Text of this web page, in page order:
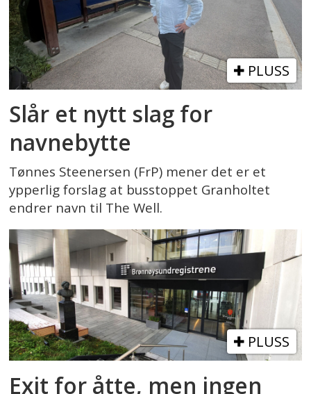
PLUSS
Slår et nytt slag for
navnebytte
Tønnes Steenersen (FrP) mener det er et
ypperlig forslag at busstoppet Granholtet
endrer navn til The Well.
PLUSS
Exit for åtte, men ingen